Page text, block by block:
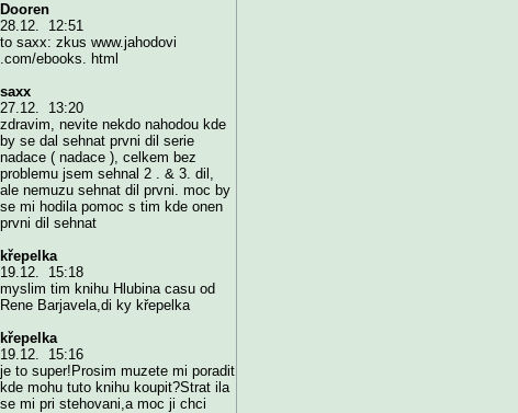
Dooren
28.12. 12:51
to saxx: zkus www.jahodovi
.com/ebooks. html
saxx
27.12. 13:20
zdravim, nevite nekdo nahodou kde
by se dal sehnat prvni dil serie
nadace ( nadace ), celkem bez
problemu jsem sehnal 2 . & 3. dil,
ale nemuzu sehnat dil prvni. moc by
se mi hodila pomoc s tim kde onen
prvni dil sehnat
křepelka
19.12. 15:18
myslim tim knihu Hlubina casu od
Rene Barjavela,di ky křepelka
křepelka
19.12. 15:16
je to super!Prosim muzete mi poradit
kde mohu tuto knihu koupit?Strat ila
se mi pri stehovani,a moc ji chci